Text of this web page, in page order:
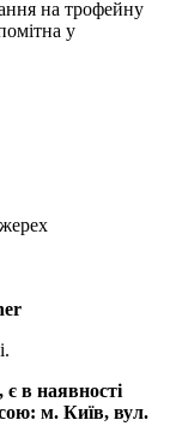
на трофейну
у
є в наявності
м. Київ, вул.